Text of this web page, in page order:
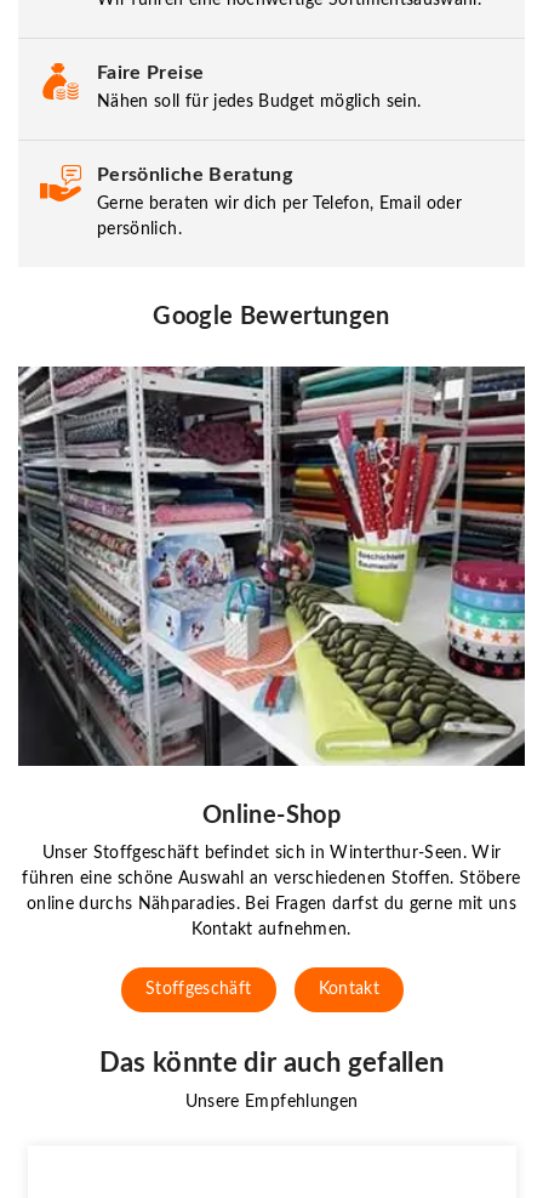
Faire Preise
Nähen soll für jedes Budget möglich sein.
Persönliche Beratung
Gerne beraten wir dich per Telefon, Email oder
persönlich.
Google Bewertungen
Online-Shop
Unser Stoffgeschäft befindet sich in Winterthur-Seen. Wir
führen eine schöne Auswahl an verschiedenen Stoffen. Stöbere
online durchs Nähparadies. Bei Fragen darfst du gerne mit uns
Kontakt aufnehmen.
Stoffgeschäft Kontakt
Das könnte dir auch gefallen
Unsere Empfehlungen